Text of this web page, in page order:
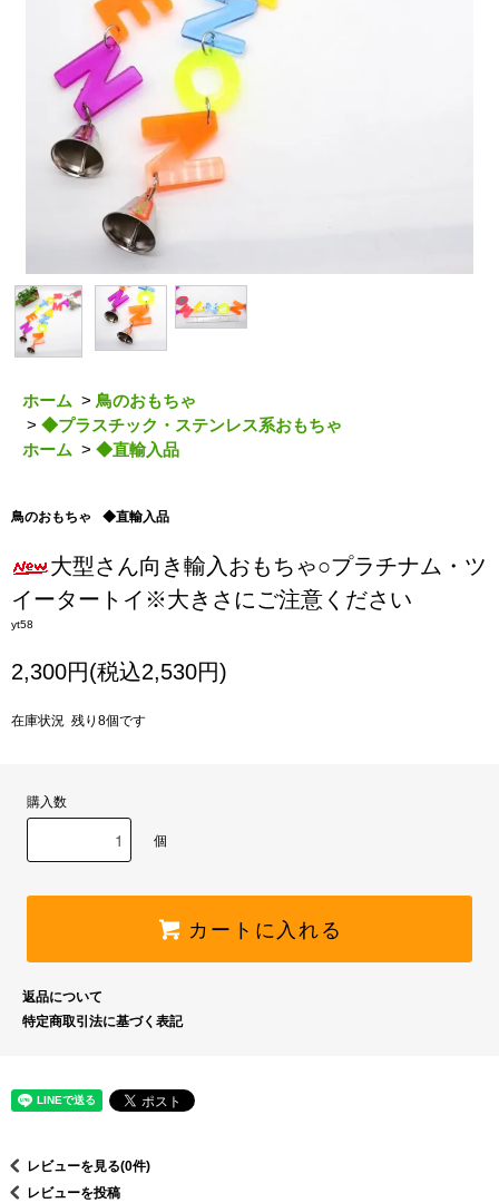
ホーム > 鳥のおもちゃ
> ◆プラスチック・ステンレス系おもちゃ
ホーム > ◆直輸入品
鳥のおもちゃ ◆直輸入品
大型さん向き輸入おもちゃ○プラチナム・ツ
イータートイ※大きさにご注意ください
yt58
2,300円(税込2,530円)
在庫状況 残り8個です
購入数
個
カートに入れる
返品について
特定商取引法に基づく表記
レビューを見る(0件)
レビューを投稿